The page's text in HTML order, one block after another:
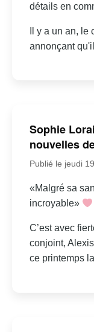
détails en
Il y a un an,
annonçant
Sophie
nouvelles
Publié le jeudi
«Malgré sa
incroyable»
C’est avec
conjoint,
ce printemps